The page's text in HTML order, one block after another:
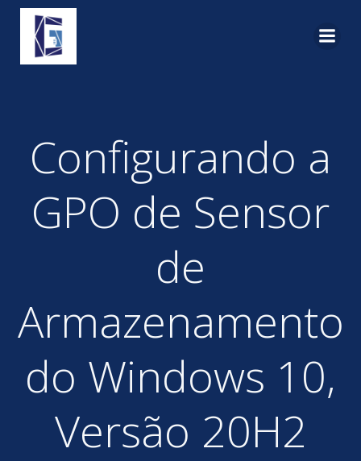
Configurando a
GPO de Sensor
de
Armazenamento
do Windows 10,
Versão 20H2